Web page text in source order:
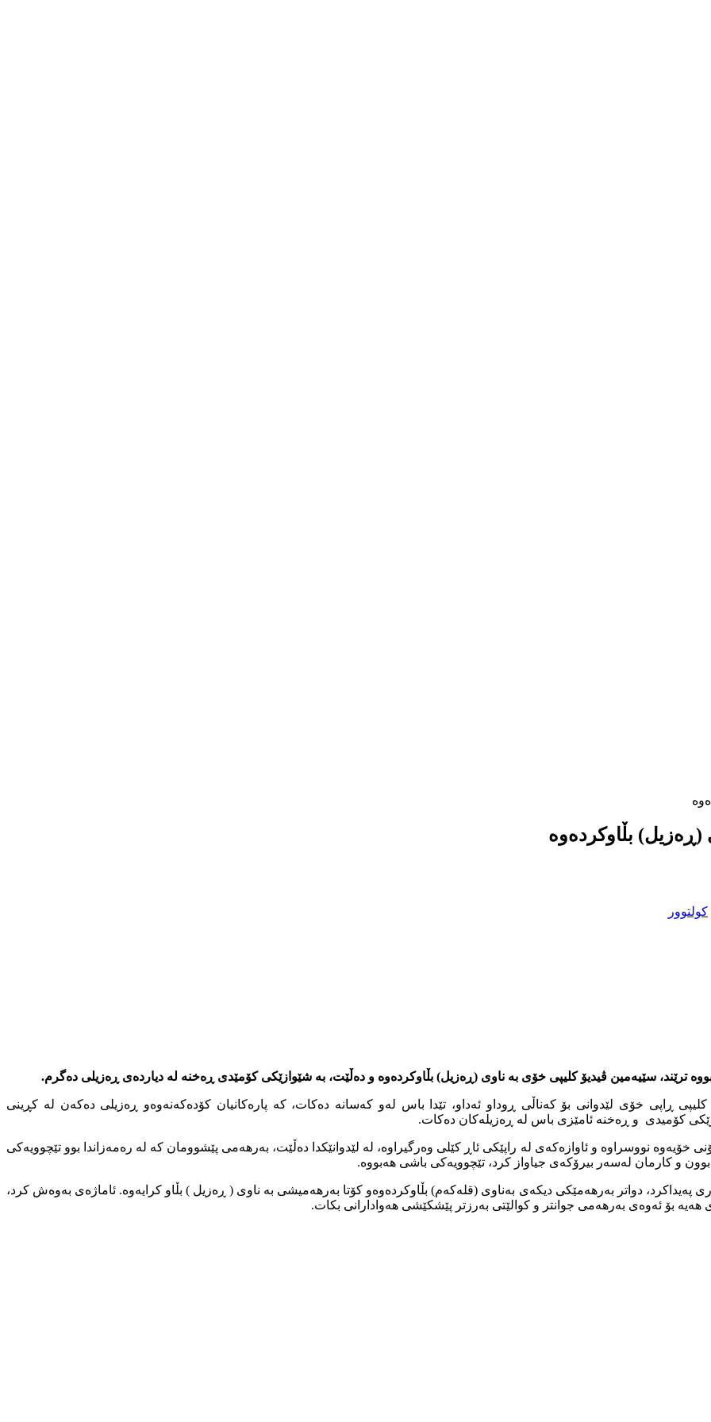
(ڕەزیل) بڵاوکردەوە
کولتوور
ترێند، سێیەمین ڤیدیۆ کلیپی خۆی بە ناوی (ڕەزیل) بڵاوکردەوە و دەڵێت، بە شێوازێكی كۆمێدی ڕەخنە لە دیاردەی ڕەزیلی دەگرم.
ڕاپی خۆی لێدوانی بۆ کەناڵی ڕوداو ئەداو، تێدا باس لەو کەسانە دەكات، کە پارەکانیان کۆدەکەنەوەو ڕەزیلی دەکەن لە کڕینی
کۆمیدی و ڕەخنە ئامێزی باس لە ڕەزیلەکان دەکات.
نووسراوە و ئاوازەکەی لە راپێکی ئاڕ کێلی وەرگیراوە، لە لێدوانێكدا دەڵێت، بەرهەمی پێشوومان کە لە رەمەزاندا بوو تێچوویەکی
بوون و کارمان لەسەر بیرۆکەی جیاواز کرد، تێچوویەکی باشی هەبووە.
پەیداکرد، دواتر بەرهەمێکی دیکەی بەناوی (قلەکەم) بڵاوکردەوەو کۆتا بەرهەمیشی بە ناوی ( ڕەزیل ) بڵاو کرایەوە. ئاماژەی بەوەش کرد،